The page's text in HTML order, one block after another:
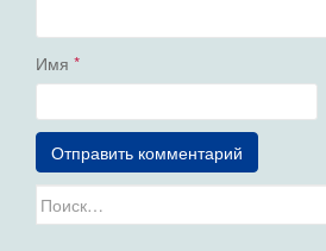
Имя *
Искать: